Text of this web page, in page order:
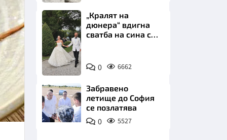
Снимка:
Инстаграм
„Кралят на
дюнера“ вдигна
сватба на сина си
Комо
0 6662
Забравено
летище до София
се позлатява
0 5527